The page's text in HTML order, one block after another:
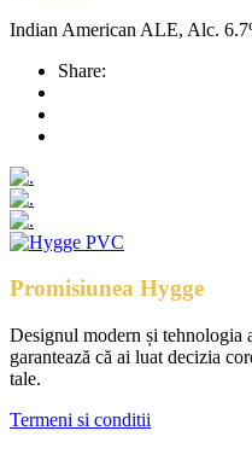
Indian American ALE, Alc.
Share:
Promisiunea Hygge
Designul modern și tehnologia
garantează că ai luat decizia
tale.
Termeni si conditii